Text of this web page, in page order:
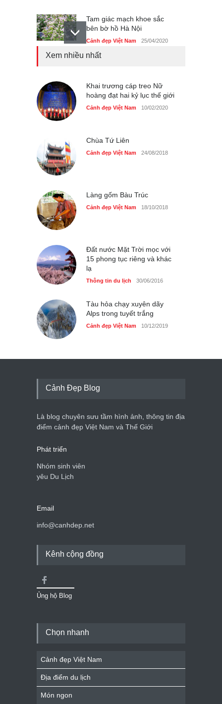
Tam giác mạch khoe sắc
bên bờ hồ Hà Nội
Cảnh đẹp Việt Nam 25/04/2020
Cảnh đẹp Việt Nam 24/04/2020
Những món ăn đồng quê
Xem nhiều nhất
Khai trương cáp treo Nữ
hoàng đạt hai kỷ lục thế giới
Cảnh đẹp Việt Nam 10/02/2020
Chùa Tứ Liên
Cảnh đẹp Việt Nam 24/08/2018
Làng gốm Bàu Trúc
Cảnh đẹp Việt Nam 18/10/2018
Đất nước Mặt Trời mọc với
15 phong tục riêng và khác
lạ
Thông tin du lịch 30/06/2016
Tàu hỏa chạy xuyên dãy
Alps trong tuyết trắng
Cảnh đẹp Việt Nam 10/12/2019
Cảnh Đẹp Blog
Là blog chuyên sưu tầm hình ảnh, thông tin địa
điểm cảnh đẹp Việt Nam và Thế Giới
Phát triển
Nhóm sinh viên
yêu Du Lịch
Email
info@canhdep.net
Kênh cộng đồng
Ủng hộ Blog
Chọn nhanh
Cảnh đẹp Việt Nam
Địa điểm du lịch
Món ngon